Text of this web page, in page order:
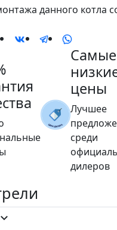
данного котла
Самые
цены
Лучшее
среди
дилеров